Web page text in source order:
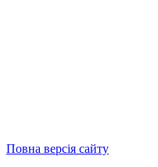
Повна версія сайту